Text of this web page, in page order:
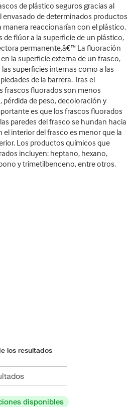
de plástico seguros gracias al
de determinados productos
reaccionarían con el plástico.
flúor a la superficie de un plástico,
permanente.â€™ La fluoración
la superficie externa de un frasco,
superficies internas como a las
de la barrera. Tras el
frascos fluorados son menos
de peso, decoloración y
es que los frascos fluorados
paredes del frasco se hundan hacia
interior del frasco es menor que la
Los productos químicos que
incluyen: heptano, hexano,
y trimetilbenceno, entre otros.
los resultados
disponibles